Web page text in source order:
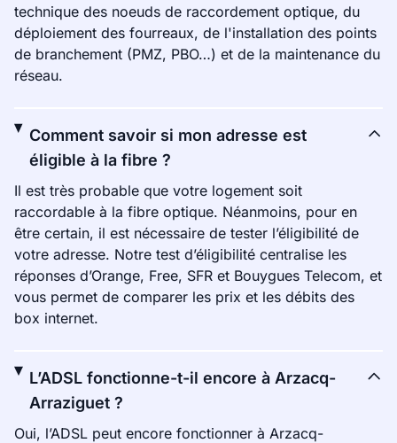
technique des noeuds de raccordement optique, du
déploiement des fourreaux, de l'installation des points
de branchement (PMZ, PBO…) et de la maintenance du
réseau.
Comment savoir si mon adresse est
éligible à la fibre ?
Il est très probable que votre logement soit
raccordable à la fibre optique. Néanmoins, pour en
être certain, il est nécessaire de tester l’éligibilité de
votre adresse. Notre test d’éligibilité centralise les
réponses d’Orange, Free, SFR et Bouygues Telecom, et
vous permet de comparer les prix et les débits des
box internet.
L’ADSL fonctionne-t-il encore à Arzacq-
Arraziguet ?
Oui, l’ADSL peut encore fonctionner à Arzacq-